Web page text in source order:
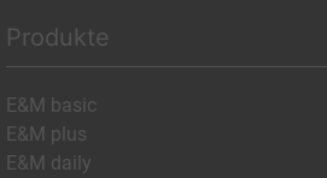
Produkte
E&M basic
E&M plus
E&M daily